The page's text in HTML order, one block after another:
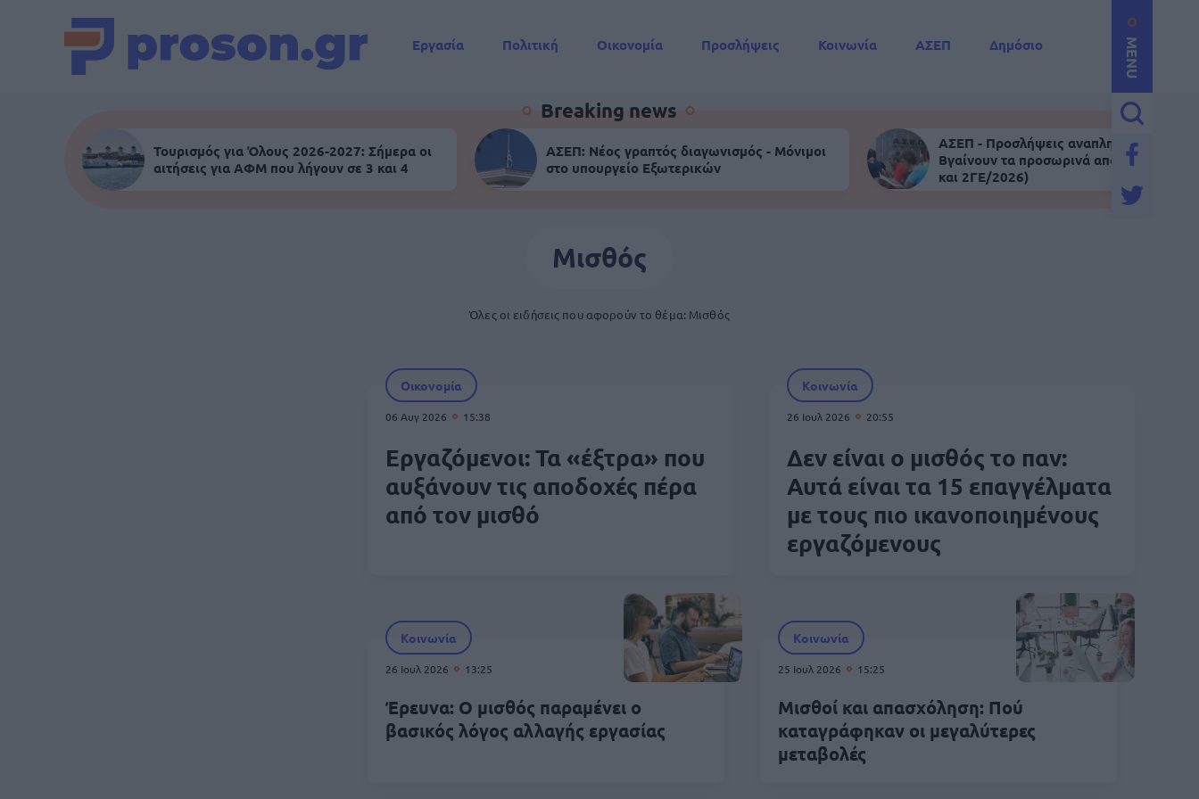
MENU
Εργασία Πολιτική Οικονομία Προσλήψεις Κοινωνία ΑΣΕΠ
Δημόσιο
Breaking news
Τουρισμός για Όλους 2026-2027: Σήμερα οι
αιτήσεις για ΑΦΜ που λήγουν σε 3 και 4
ΑΣΕΠ: Νέος γραπτός διαγωνισμός - Μόνιμοι
στο υπουργείο Εξωτερικών
ΑΣΕΠ - Προσλήψεις αναπληρωτών:
Βγαίνουν τα προσωρινά αποτελέσματα
και 2ΓΕ/2026)
Μισθός
Όλες οι ειδήσεις που αφορούν το θέμα: Μισθός
Οικονομία
06 Αυγ 2026 15:38
Εργαζόμενοι: Τα «έξτρα» που
αυξάνουν τις αποδοχές πέρα
από τον μισθό
Κοινωνία
26 Ιουλ 2026 20:55
Δεν είναι ο μισθός το παν:
Αυτά είναι τα 15 επαγγέλματα
με τους πιο ικανοποιημένους
εργαζόμενους
Κοινωνία
26 Ιουλ 2026 13:25
Έρευνα: Ο μισθός παραμένει ο
βασικός λόγος αλλαγής εργασίας
Κοινωνία
25 Ιουλ 2026 15:25
Μισθοί και απασχόληση: Πού
καταγράφηκαν οι μεγαλύτερες
μεταβολές